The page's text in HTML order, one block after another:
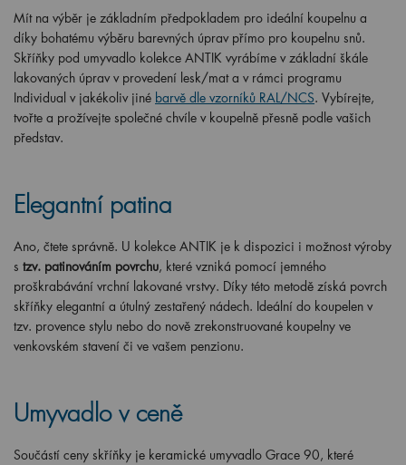
Mít na výběr je základním předpokladem pro ideální koupelnu a
díky bohatému výběru barevných úprav přímo pro koupelnu snů.
Skříňky pod umyvadlo kolekce ANTIK vyrábíme v základní škále
lakovaných úprav v provedení lesk/mat a v rámci programu
Individual v jakékoliv jiné barvě dle vzorníků RAL/NCS. Vybírejte,
tvořte a prožívejte společné chvíle v koupelně přesně podle vašich
představ.
Elegantní patina
Ano, čtete správně. U kolekce ANTIK je k dispozici i možnost výroby
s tzv. patinováním povrchu, které vzniká pomocí jemného
proškrabávání vrchní lakované vrstvy. Díky této metodě získá povrch
skříňky elegantní a útulný zestařený nádech. Ideální do koupelen v
tzv. provence stylu nebo do nově zrekonstruované koupelny ve
venkovském stavení či ve vašem penzionu.
Umyvadlo v ceně
Součástí ceny skříňky je keramické umyvadlo Grace 90, které